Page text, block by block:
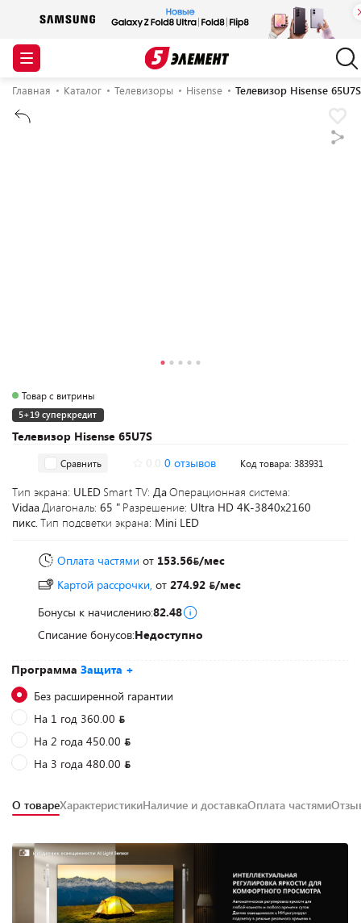
Главная Каталог Телевизоры Hisense Телевизор Hisense 65U7S
Телевизор Hisense 65U7S
Товар с витрины
5+19 суперкредит
Программа Защита +
Без расширенной гарантии
На 1 год 360.00
На 2 года 450.00
На 3 года 480.00
Сравнить 0 отзывов Код товара: 383931
Тип экрана: ULED Smart TV: ДаОперационная система:
VidaaДиагональ: 65 " Разрешение: Ultra HD 4K-3840x2160
пикс.Тип подсветки экрана: Mini LED
Оплата частями от 153.56 /мес
Картой рассрочки, от 274.92
/мес
Бонусы к начислению:82.48
Списание бонусов:Недоступно
О товареХарактеристикиНаличие и доставкаОплата частями